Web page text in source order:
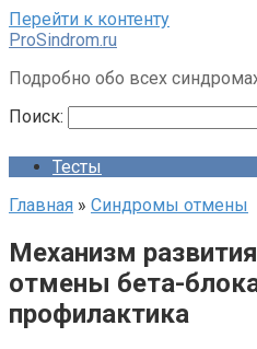
Перейти к контенту
ProSindrom.ru
Подробно обо всех
Поиск:
Тесты
Главная » Синдромы отмены
Механизм
отмены бета-
профилактика